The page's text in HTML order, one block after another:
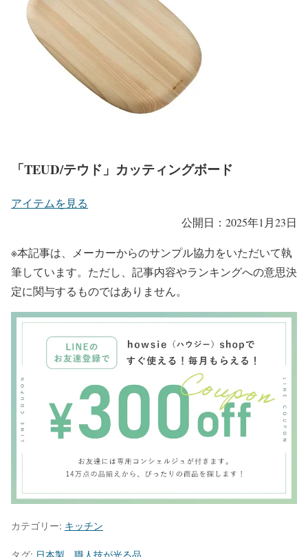
「TEUD/テウド」カッティングボード
アイテムを見る
公開日：2025年1月23日
※本記事は、メーカーからのサンプル協力をいただいて執
筆しています。ただし、記事内容やランキングへの意思決
定に関与するものではありません。
カテゴリー: キッチン
タグ: 日本製 職人技が光る品